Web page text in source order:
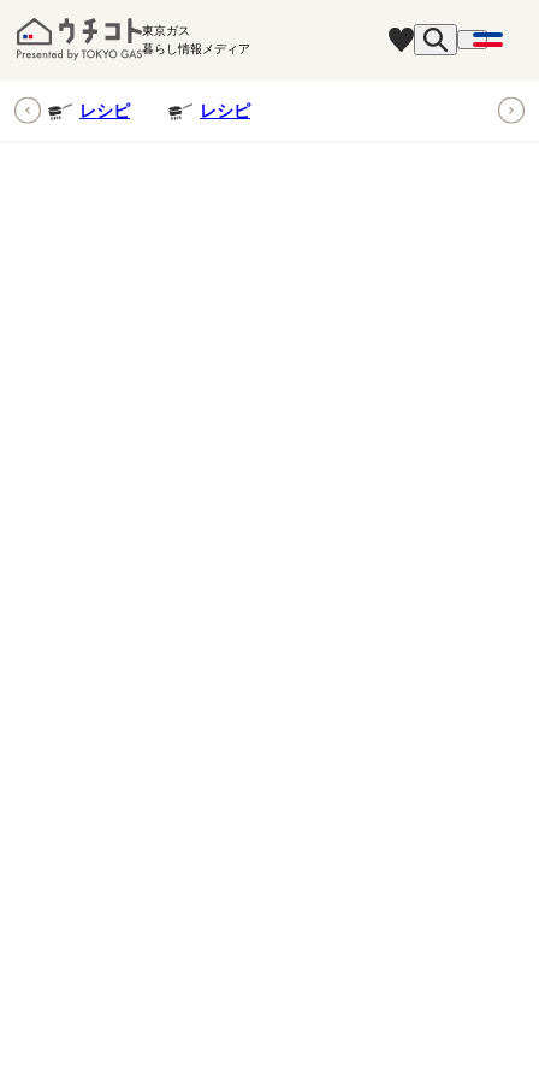
東京ガス
暮らし情報メディア
レシピ レシピ